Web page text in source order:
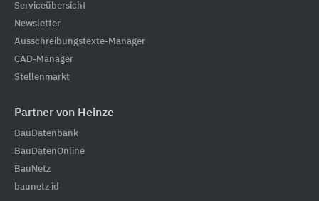
Serviceübersicht
Newsletter
Ausschreibungstexte-Manager
CAD-Manager
Stellenmarkt
Partner von Heinze
BauDatenbank
BauDatenOnline
BauNetz
baunetz id